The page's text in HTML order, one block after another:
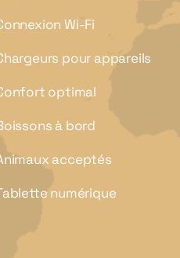
Wi-Fi
pour appareils
optimal
à bord
acceptés
numérique